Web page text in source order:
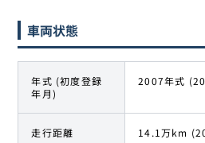
車両状態
年式 (初度登録
年月)
2007年式
走行距離 14.1万km